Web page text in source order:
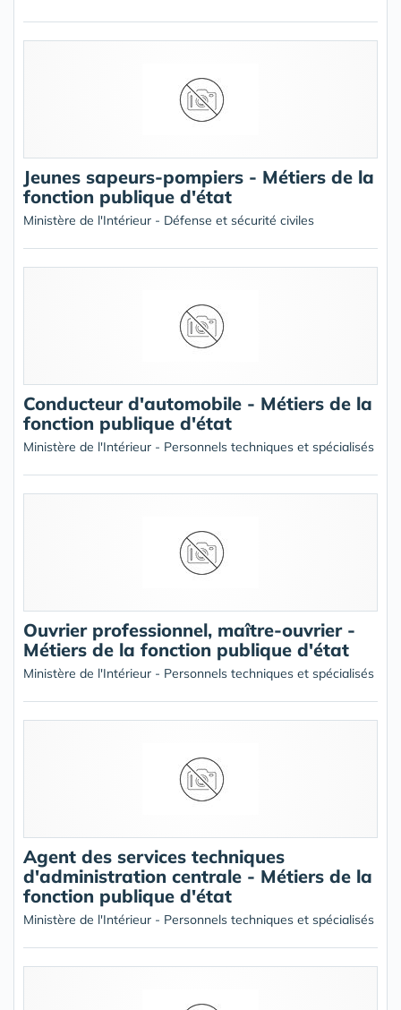
Jeunes sapeurs-pompiers - Métiers de la
fonction publique d'état
Ministère de l'Intérieur - Défense et sécurité civiles
Conducteur d'automobile - Métiers de la
fonction publique d'état
Ministère de l'Intérieur - Personnels techniques et spécialisés
Ouvrier professionnel, maître-ouvrier -
Métiers de la fonction publique d'état
Ministère de l'Intérieur - Personnels techniques et spécialisés
Agent des services techniques
d'administration centrale - Métiers de la
fonction publique d'état
Ministère de l'Intérieur - Personnels techniques et spécialisés